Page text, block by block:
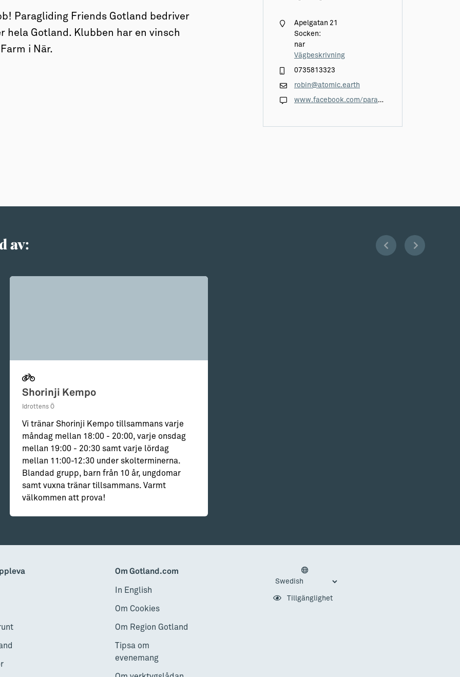
Paragliding Friends Gotland bedriver
hela Gotland. Klubben har en vinsch
i När.
Apelgatan 21
Socken:
nar
Vägbeskrivning
0735813323
robin@atomic.earth
www.facebook.com/paraglidingfriendsgotland
av:
Shorinji Kempo
Idrottens Ö
Vi tränar Shorinji Kempo tillsammans varje
måndag mellan 18:00 - 20:00, varje onsdag
mellan 19:00 - 20:30 samt varje lördag
mellan 11:00-12:30 under skolterminerna.
Blandad grupp, barn från 10 år, ungdomar
samt vuxna tränar tillsammans. Varmt
välkommen att prova!
Om Gotland.com
In English
Om Cookies
Om Region Gotland
Tipsa om
evenemang
Tillgänglighet